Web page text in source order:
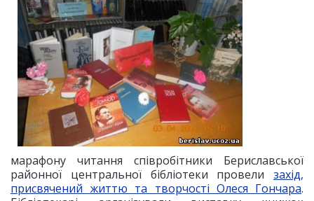
марафону читання співробітники Бериславської
районної центральної бібліотеки провели захід,
присвячений життю та творчості Олеся Гончара.